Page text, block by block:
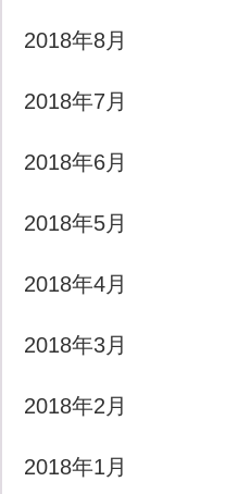
2018年8月
2018年7月
2018年6月
2018年5月
2018年4月
2018年3月
2018年2月
2018年1月